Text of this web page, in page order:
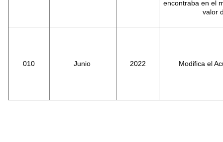
encontraba en el
valor
010 Junio 2022 Modifica el